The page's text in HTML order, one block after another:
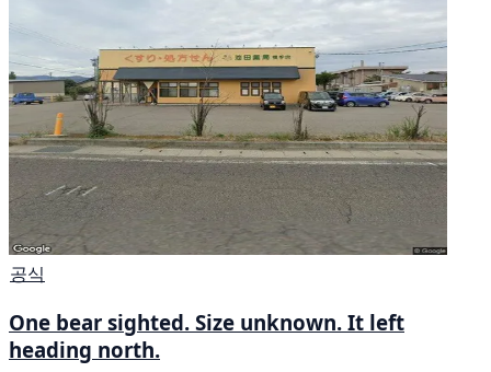
공식
One bear sighted. Size unknown. It left
heading north.